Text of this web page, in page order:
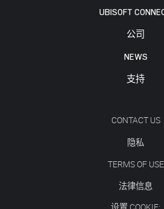
UBISOFT
公司
NEWS
支持
CONTACT US
隐私
TERMS OF USE
法律信息